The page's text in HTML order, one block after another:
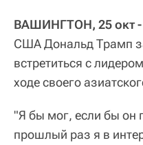
ВАШИНГТОН, 25 окт
США Дональд Трамп
встретиться с
ходе своего
"Я бы мог, если бы он
прошлый раз я в